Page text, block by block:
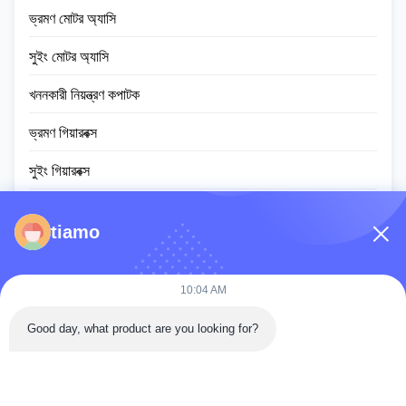
ভ্রমণ মোটর অ্যাসি
সুইং মোটর অ্যাসি
খননকারী নিয়ন্ত্রণ কপাটক
ভ্রমণ গিয়ারবক্স
সুইং গিয়ারবক্স
ইসিইউ নিয়ামক
হাইড্রোলিক সিলিন্ডার অ্যাসি
tiamo
10:04 AM
Good day, what product are you looking for?